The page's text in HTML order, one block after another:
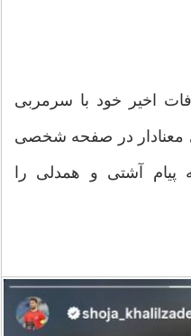
اخیر خود با سرمربی
معنادار در صفحه شخصی
پیام آشتی و همدلی را